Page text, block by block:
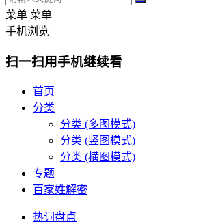
菜单 菜单
手机浏览
扫一扫用手机继续看
首页
分类
分类 (多图模式)
分类 (竖图模式)
分类 (横图模式)
专题
百家姓解密
热词盘点